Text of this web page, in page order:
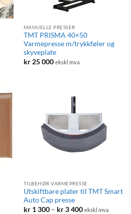
MANUELLE PRESSER
TMT PRISMA 40×50
Varmepresse m/trykkføler og
skyveplate
kr25 000 ekskl mva
TILBEHØR VARMEPRESSE
Utskiftbare plater til TMT Smart
Auto Cap presse
kr1 300 – kr3 400Prisområde:
ekskl mva